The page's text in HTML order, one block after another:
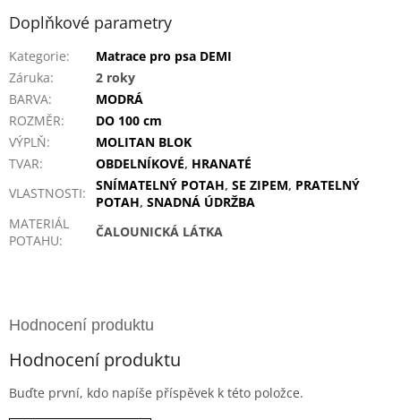
Doplňkové parametry
Kategorie:
Matrace pro psa DEMI
Záruka:
2 roky
BARVA:
MODRÁ
ROZMĚR:
DO 100 cm
VÝPLŇ:
MOLITAN BLOK
TVAR: OBDELNÍKOVÉ, HRANATÉ
VLASTNOSTI: SNÍMATELNÝ POTAH, SE ZIPEM, PRATELNÝ
POTAH, SNADNÁ ÚDRŽBA
MATERIÁL
POTAHU:
ČALOUNICKÁ LÁTKA
Hodnocení produktu
Buďte první, kdo napíše příspěvek k této položce.